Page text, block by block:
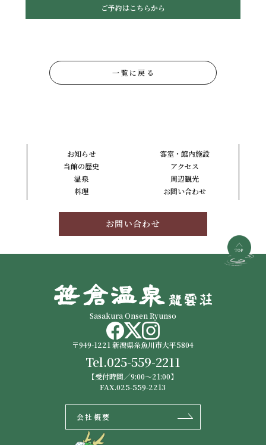
ご予約はこちらから
一覧に戻る
お知らせ
当館の歴史
温泉
料理
客室・館内施設
アクセス
周辺観光
お問い合わせ
お問い合わせ
Sasakura Onsen Ryunso
〒949-1221 新潟県糸魚川市大平5804
Tel.025-559-2211
【受付時間／9:00〜21:00】
FAX.025-559-2213
会社概要